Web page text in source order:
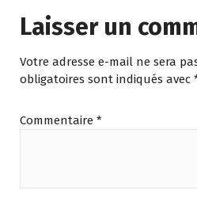
Laisser un
Votre adresse e-mail ne sera
obligatoires sont indiqués avec
Commentaire *